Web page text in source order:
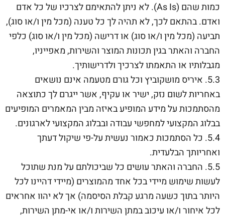
כמות שהם (As Is). לא ניתן להתאימם לצרכיו של כל אדם
ואדם. בהתאם לכך, לא תהיה לך כל טענה (מכל מין ו/או סוג),
תביעה (מכל מין ו/או סוג) או דרישה (מכל מין ו/או סוג) כלפי
החברה והאתר בגין תכונות המוצר והשירות, מאפייניו,
מגבלותיו או התאמתו לצרכיך ולדרישותיך.
5.3. איריס מושקוביץ וכל גורם מטעמה אינם נושאים
באחריות לשום נזק, ישיר או עקיף, אשר ייגרם לך כתוצאה
מהסתמכות על מידע המופיע באיזה מבין המאמרים המופיעים
בבלוג המקצועי למחפשי עבודה ובבלוג המקצועי לארגונים.
5.4. כל הסתמכות כאמור נעשית על-פי שיקול דעתך
ואחריותך הבלעדית.
5.5. החברה והאתר עושים כל שביכולתם על מנת שתוכל
לעשות שימוש מיידי בכל אחד מהמוצרים (מיידי דהיינו לכל
היותר בתוך כשעה מרגע קבלת הסיסמה) אך לא יהוו אחראים
לכל איחור ו/או עיכוב במתן השירות ו/או אי-מתן השירות,